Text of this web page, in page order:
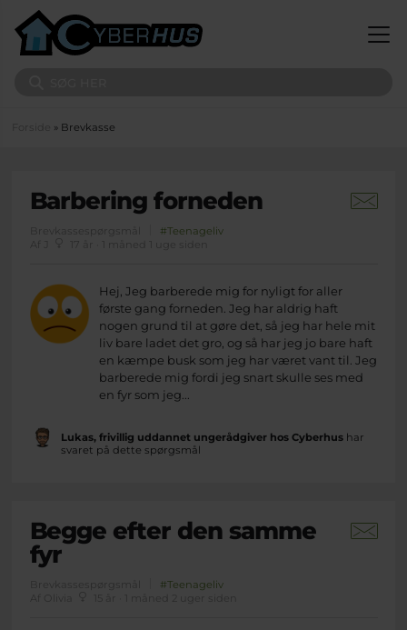
Du er her
» Brevkasse
Barbering forneden
Brevkassespørgsmål
#Teenageliv
Af J
Hej, Jeg barberede mig for nyligt for aller
første gang forneden. Jeg har aldrig haft
nogen grund til at gøre det, så jeg har hele mit
liv bare ladet det gro, og så har jeg jo bare haft
en kæmpe busk som jeg har været vant til. Jeg
barberede mig fordi jeg snart skulle ses med
en fyr som jeg...
Lukas, frivillig uddannet ungerådgiver hos Cyberhushar
svaret på dette spørgsmål
Begge efter den samme
fyr
Brevkassespørgsmål
#Teenageliv
Af Olivia
15 år · 1 måned 2 uger siden